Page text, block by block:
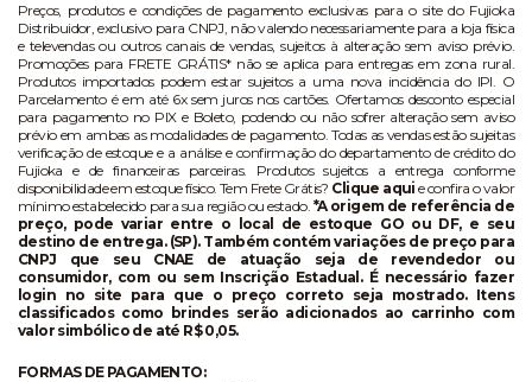
Preços, produtos e condições de pagamento exclusivas para o site do Fujioka
Distribuidor, exclusivo para CNPJ, não valendo necessariamente para a loja física
e televendas ou outros canais de vendas, sujeitos à alteração sem aviso prévio.
Promoções para FRETE GRÁTIS* não se aplica para entregas em zona rural.
Produtos importados podem estar sujeitos a uma nova incidência do IPI. O
Parcelamento é em até 6x sem juros nos cartões. Ofertamos desconto especial
para pagamento no PIX e Boleto, podendo ou não sofrer alteração sem aviso
prévio em ambas as modalidades de pagamento. Todas as vendas estão sujeitas
verificação de estoque e a análise e confirmação do departamento de crédito do
Fujioka e de financeiras parceiras. Produtos sujeitos a entrega conforme
disponibilidade em estoque físico. Tem Frete Grátis? Clique aqui e confira o valor
mínimo estabelecido para sua região ou estado. *A origem de referência de
preço, pode variar entre o local de estoque GO ou DF, e seu
destino de entrega. (SP). Também contém variações de preço para
CNPJ que seu CNAE de atuação seja de revendedor ou
consumidor, com ou sem Inscrição Estadual. É necessário fazer
login no site para que o preço correto seja mostrado. Itens
classificados como brindes serão adicionados ao carrinho com
valor simbólico de até R$ 0,05.
FORMAS DE PAGAMENTO: